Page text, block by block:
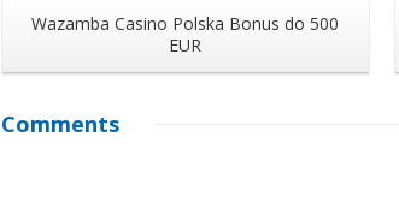
Wazamba Casino Polska Bonus do 500
EUR
Comments